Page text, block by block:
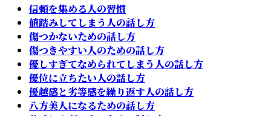
信頼を集める人の習慣
値踏みしてしまう人の話し方
傷つかないための話し方
傷つきやすい人のための話し方
優しすぎてなめられてしまう人の話し方
優位に立ちたい人の話し方
優越感と劣等感を繰り返す人の話し方
八方美人になるための話し方